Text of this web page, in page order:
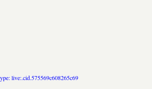
live:.cid.575569c608265c69